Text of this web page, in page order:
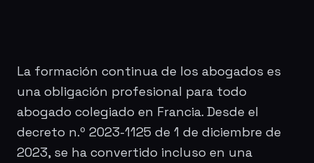
La formación continua de los abogados es
una obligación profesional para todo
abogado colegiado en Francia. Desde el
decreto n.º 2023-1125 de 1 de diciembre de
2023, se ha convertido incluso en una